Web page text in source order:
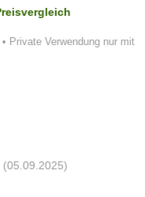
Private Verwendung nur mit
(05.09.2025)